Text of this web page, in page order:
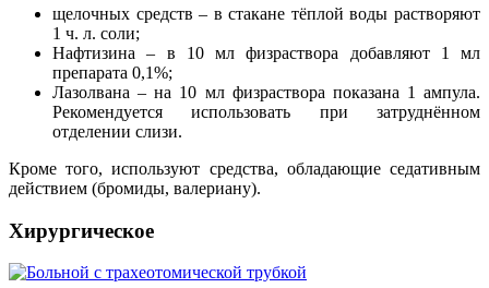
щелочных средств – в стакане тёплой воды растворяют
1 ч. л. соли;
Нафтизина – в 10 мл физраствора добавляют 1 мл
препарата 0,1%;
Лазолвана – на 10 мл физраствора показана 1 ампула.
Рекомендуется использовать при затруднённом
отделении слизи.
Кроме того, используют средства, обладающие седативным
действием (бромиды, валериану).
Хирургическое